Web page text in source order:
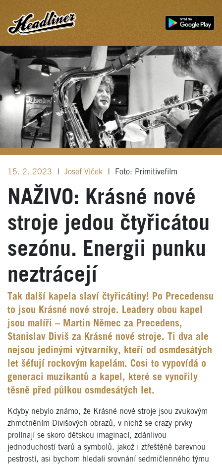
15. 2. 2023 Josef Vlček Foto: Primitivefilm
NAŽIVO: Krásné nové
stroje jedou čtyřicátou
sezónu. Energii punku
neztrácejí
Tak další kapela slaví čtyřicátiny! Po Precedensu
to jsou Krásné nové stroje. Leadery obou kapel
jsou malíři – Martin Němec za Precedens,
Stanislav Diviš za Krásné nové stroje. Ti dva ale
nejsou jedinými výtvarníky, kteří od osmdesátých
let šéfují rockovým kapelám. Cosi to vypovídá o
generaci muzikantů a kapel, které se vynořily
těsně před půlkou osmdesátých let.
Kdyby nebylo známo, že Krásné nové stroje jsou zvukovým
zhmotněním Divišových obrazů, v nichž se crazy prvky
prolínají se skoro dětskou imaginací, zdánlivou
jednoduchostí tvarů a symbolů, jakož i ztřeštěně barevnou
pestrostí, asi bychom hledali srovnání sedmičlenného týmu